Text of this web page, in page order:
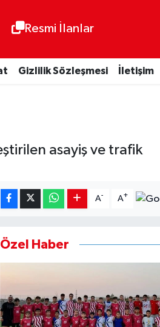
Resmi İlanlar
Gizlilik Sözleşmesi İletişim
asayiş ve trafik
A- A+
Özel Haber